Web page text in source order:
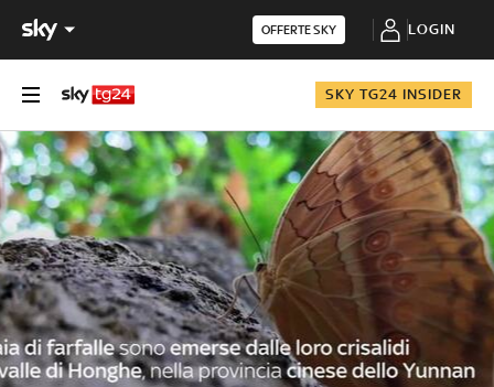
OFFERTE SKY LOGIN
SKY TG24 INSIDER